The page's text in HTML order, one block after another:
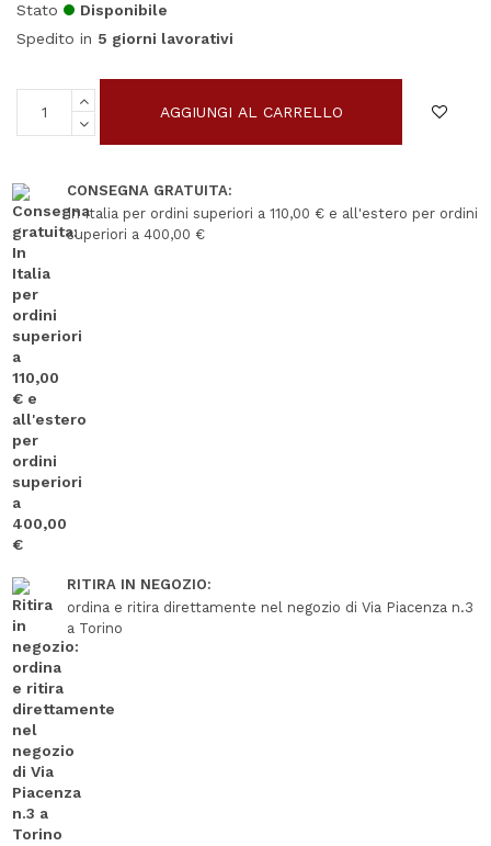
Stato
Disponibile
Spedito in 5 giorni lavorativi
AGGIUNGI AL CARRELLO
CONSEGNA GRATUITA:
In Italia per ordini superiori a 110,00 € e all'estero per ordini
superiori a 400,00 €
RITIRA IN NEGOZIO:
ordina e ritira direttamente nel negozio di Via Piacenza n.3
a Torino